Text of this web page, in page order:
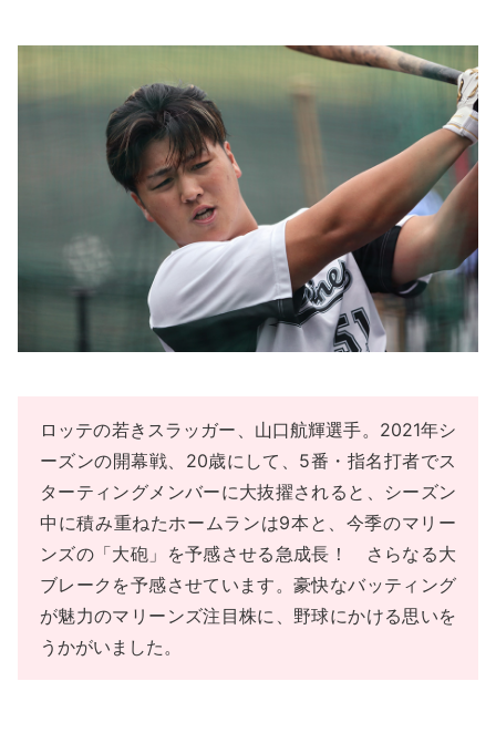
ロッテの若きスラッガー、山口航輝選手。2021年シ
ーズンの開幕戦、20歳にして、5番・指名打者でス
ターティングメンバーに大抜擢されると、シーズン
中に積み重ねたホームランは9本と、今季のマリー
ンズの「大砲」を予感させる急成長！ さらなる大
ブレークを予感させています。豪快なバッティング
が魅力のマリーンズ注目株に、野球にかける思いを
うかがいました。